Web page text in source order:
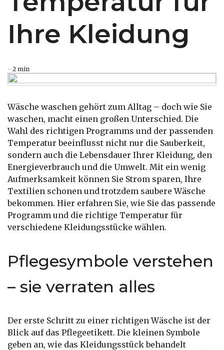
Ihre Kleidung
2 min
Wäsche waschen gehört zum Alltag – doch wie Sie
waschen, macht einen großen Unterschied. Die
Wahl des richtigen Programms und der passenden
Temperatur beeinflusst nicht nur die Sauberkeit,
sondern auch die Lebensdauer Ihrer Kleidung, den
Energieverbrauch und die Umwelt. Mit ein wenig
Aufmerksamkeit können Sie Strom sparen, Ihre
Textilien schonen und trotzdem saubere Wäsche
bekommen. Hier erfahren Sie, wie Sie das passende
Programm und die richtige Temperatur für
verschiedene Kleidungsstücke wählen.
Pflegesymbole verstehen
– sie verraten alles
Der erste Schritt zu einer richtigen Wäsche ist der
Blick auf das Pflegeetikett. Die kleinen Symbole
geben an, wie das Kleidungsstück behandelt